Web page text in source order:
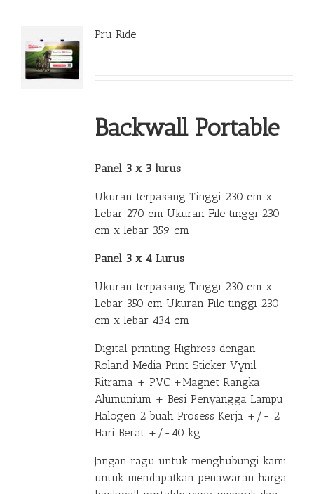
Pru Ride
Backwall Portable
Panel 3 x 3 lurus
Ukuran terpasang Tinggi 230 cm x
Lebar 270 cm Ukuran File tinggi 230
cm x lebar 359 cm
Panel 3 x 4 Lurus
Ukuran terpasang Tinggi 230 cm x
Lebar 350 cm Ukuran File tinggi 230
cm x lebar 434 cm
Digital printing Highress dengan
Roland Media Print Sticker Vynil
Ritrama + PVC +Magnet Rangka
Alumunium + Besi Penyangga Lampu
Halogen 2 buah Prosess Kerja +/- 2
Hari Berat +/-40 kg
Jangan ragu untuk menghubungi kami
untuk mendapatkan penawaran harga